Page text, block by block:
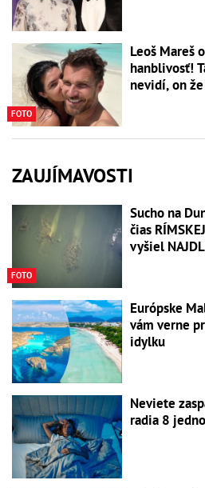
FOTO
Leoš Mareš
hanblivosť!
nevidí, on
ZAUJÍMAVOSTI
FOTO
Sucho na
čias
vyšiel
Európske
vám verne
idylku
Neviete
radia 8